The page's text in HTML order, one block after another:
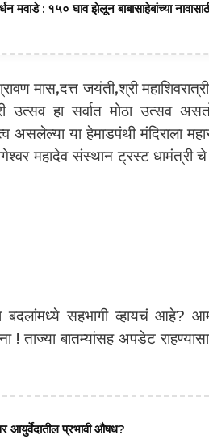
मवाडे : १५० घाव झेलून बाबासाहेबांच्या
मास,दत्त जयंती,श्री
हा सर्वात मोठा उत्सव
असलेल्या या हेमाडपंथी मंदिराला
महादेव संस्थान ट्रस्ट धामंत्री चे
बदलांमध्ये सहभागी व्हायचं आहे?
! ताज्या बातम्यांसह अपडेट
आयुर्वेदातील प्रभावी औषध?